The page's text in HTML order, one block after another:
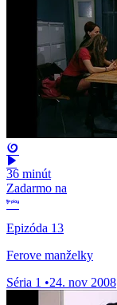
36 minút
Zadarmo na
Epizóda 13
Ferove manželky
Séria 1 •24. nov 2008